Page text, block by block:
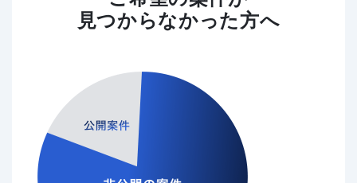
見つからなかった方へ